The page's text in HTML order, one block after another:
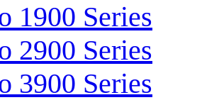
1900 Series
2900 Series
3900 Series